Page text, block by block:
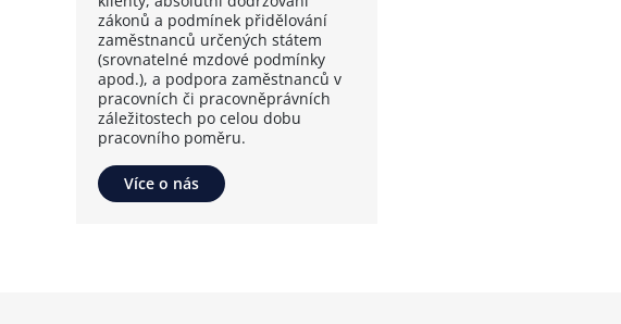
zákonů a podmínek přidělování
zaměstnanců určených státem
(srovnatelné mzdové podmínky
apod.), a podpora zaměstnanců v
pracovních či pracovněprávních
záležitostech po celou dobu
pracovního poměru.
Více o nás